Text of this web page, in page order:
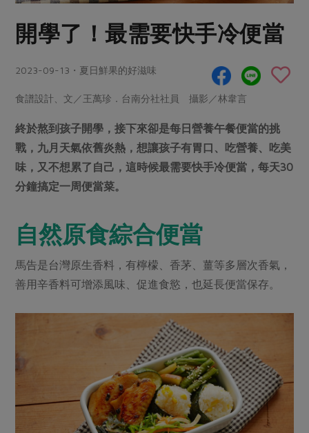
蛋 乳製品
豆製品 米麵雜糧
肉品・水產
畜產肉類 水產
水畜加工品
調理食材・點心
調味醬料/南北貨
保健食品
居家好物
織品
圖書禮品
最新產品
海鮮
常備菜
蛋料理
料理方式
烘焙．點心
醬料
漬物
涼拌沙拉
飲品
年菜食譜
更多預購活動
合作25-精選產品第四彈
合作25-精選產品第三彈
更多當季產品
議題活動
主婦聯盟X樂齡網特約優惠案
30%rPET紅烏龍茶
把最好的台灣味帶回家！
社內大小事 合作聯合國
樂齡生活 親子食育
廚房瑜伽
關注議題
減硝酸鹽 惜食
非基改運動
減添加物 減塑減廢
公益金 食農教育
更多議題
生活者e週報
典藏閱覽室
關於我們
產品檢驗
自主把關
檢驗報告
社員權益
合作社法規
媒體報導
開學了！最需要快手冷便當
2023-09-13・夏日鮮果的好滋味
食譜設計、文／王萬珍．台南分社社員 攝影／林韋言
終於熬到孩子開學，接下來卻是每日營養午餐便當的挑
戰，九月天氣依舊炎熱，想讓孩子有胃口、吃營養、吃美
味，又不想累了自己，這時候最需要快手冷便當，每天30
分鐘搞定一周便當菜。
自然原食綜合便當
馬告是台灣原生香料，有檸檬、香茅、薑等多層次香氣，
善用辛香料可增添風味、促進食慾，也延長便當保存。